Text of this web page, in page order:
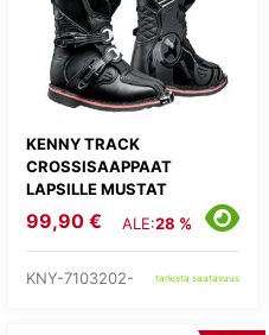
KENNY TRACK
CROSSISAAPPAAT
LAPSILLE MUSTAT
99,90 € ALE:28 %
KNY-7103202- tarkista saatavuus